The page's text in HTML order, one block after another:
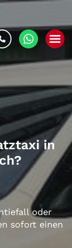
in
?
oder
sofort einen